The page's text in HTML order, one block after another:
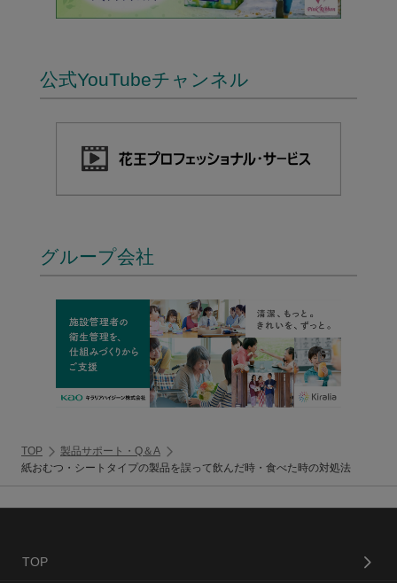
公式YouTubeチャンネル
グループ会社
TOP
製品サポート・Q＆A
紙おむつ・シートタイプの製品を誤って飲んだ時・食べた時の対処法
TOP